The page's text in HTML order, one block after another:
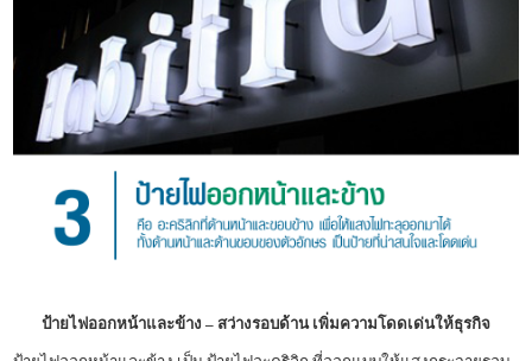
ป้ายไฟออกหน้าและข้าง – สว่างรอบด้าน เพิ่มความโดดเด่นให้ธุรกิจ